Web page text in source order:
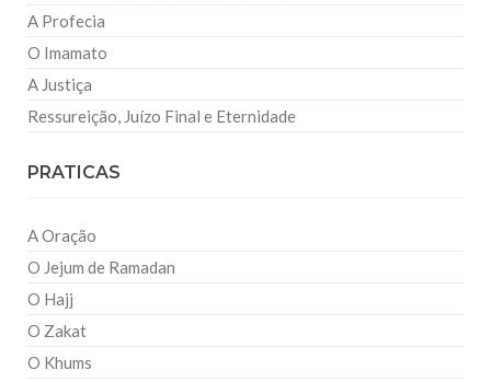
A Profecia
O Imamato
A Justiça
Ressureição, Juízo Final e Eternidade
PRATICAS
A Oração
O Jejum de Ramadan
O Hajj
O Zakat
O Khums